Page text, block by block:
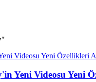
Yeni Videosu Yeni